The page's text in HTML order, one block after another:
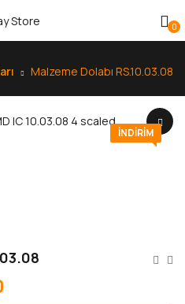
0
Malzeme Dolabı RS.10.03.08
INDIRIM